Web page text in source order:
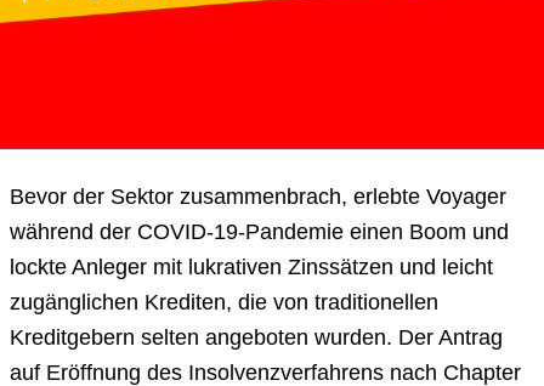
Bevor der Sektor zusammenbrach, erlebte Voyager
während der COVID-19-Pandemie einen Boom und
lockte Anleger mit lukrativen Zinssätzen und leicht
zugänglichen Krediten, die von traditionellen
Kreditgebern selten angeboten wurden. Der Antrag
auf Eröffnung des Insolvenzverfahrens nach Chapter